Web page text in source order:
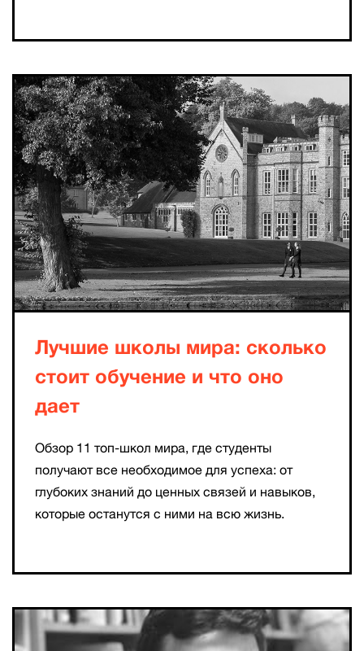
Лучшие школы мира: сколько
стоит обучение и что оно
дает
Обзор 11 топ-школ мира, где студенты
получают все необходимое для успеха: от
глубоких знаний до ценных связей и навыков,
которые останутся с ними на всю жизнь.